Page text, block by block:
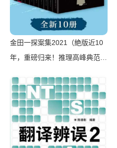
金田一探案集2021（絶版近10
年，重磅归来！推理高峰典范，
骇悬念+诡秘人性，入坑推理佳
选，一套10本过足瘾！精美和
风装帧，日本系列销量超5500
万册）（横沟正史）（壹页科技